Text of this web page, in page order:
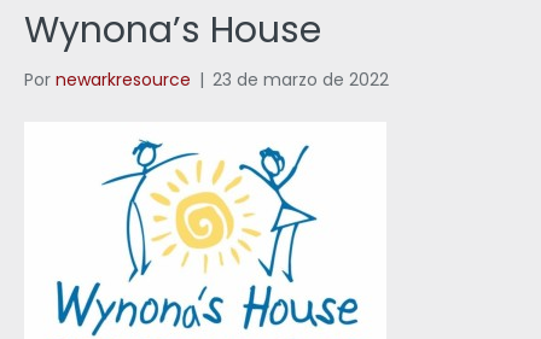
Wynona’s House
Por newarkresource | 23 de marzo de 2022